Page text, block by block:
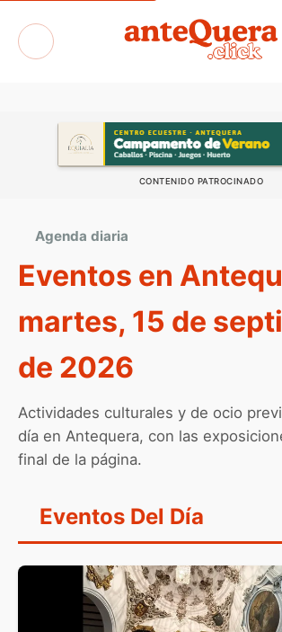
Exposiciones
CONTENIDO PATROCINADO
Agenda diaria
Eventos en
martes, 15 de
de 2026
Actividades culturales y de ocio
día en Antequera, con las
final de la página.
Eventos Del Día